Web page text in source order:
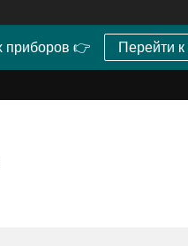
приборов 👉 Перейти